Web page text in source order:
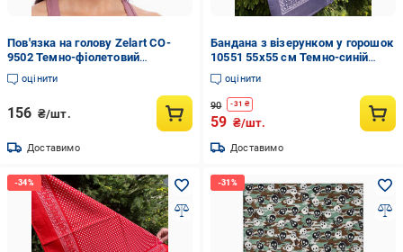
Пов'язка на голову Zelart CO-
9502 Темно-фіолетовий
(06363039)
оцінити
156 ₴/шт.
Доставимо
Бандана з візерунком у горошок
10551 55х55 см Темно-синій
(4557745)
оцінити
90 -31 ₴
59 ₴/шт.
Доставимо